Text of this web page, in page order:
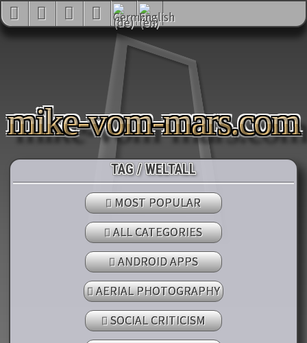
mike-vom-mars.com
TAG / WELTALL
MOST POPULAR
ALL CATEGORIES
ANDROID APPS
AERIAL PHOTOGRAPHY
SOCIAL CRITICISM